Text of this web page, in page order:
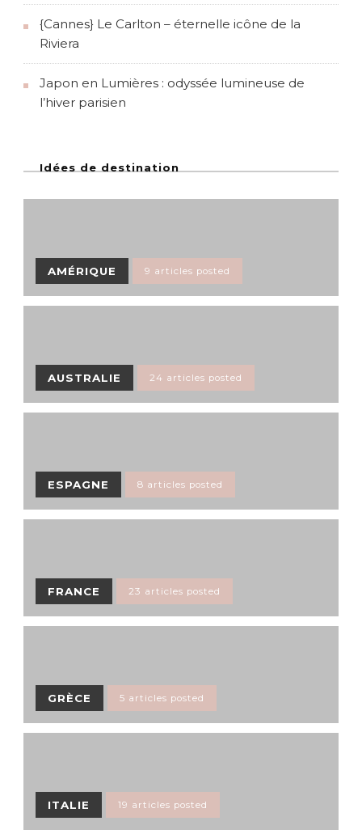
{Cannes} Le Carlton – éternelle icône de la
Riviera
Japon en Lumières : odyssée lumineuse de
l’hiver parisien
Idées de destination
AMÉRIQUE 9 articles posted
AUSTRALIE 24 articles posted
ESPAGNE 8 articles posted
FRANCE 23 articles posted
GRÈCE 5 articles posted
ITALIE 19 articles posted